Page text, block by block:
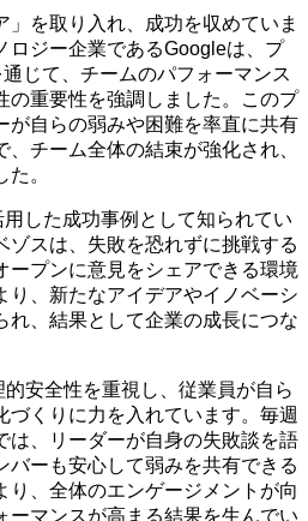
」を取り入れ、成功を収めていま
ロジー企業であるGoogleは、プ
じて、チームのパフォーマンス
の重要性を強調しました。このプ
が自らの弱みや困難を率直に共有
チーム全体の結束が強化され、
。
した成功事例として知られてい
ゾスは、失敗を恐れずに挑戦する
ープンに意見をシェアできる環境
り、新たなアイデアやイノベーシ
れ、結果として企業の成長につな
安全性を重視し、従業員が自ら
づくりに力を入れています。毎週
は、リーダーが自身の失敗談を語
バーも安心して弱みを共有できる
り、全体のエンゲージメントが向
ーマンスが高まる結果を生んでい